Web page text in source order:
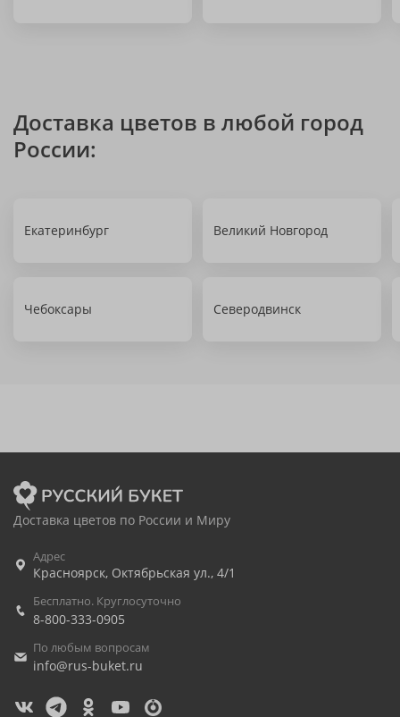
Доставка цветов в любой город
России:
Екатеринбург Великий Новгород
Чебоксары Северодвинск
Доставка цветов по России и Миру
Адрес
Красноярск, Октябрьская ул., 4/1
Бесплатно. Круглосуточно
8-800-333-0905
По любым вопросам
info@rus-buket.ru